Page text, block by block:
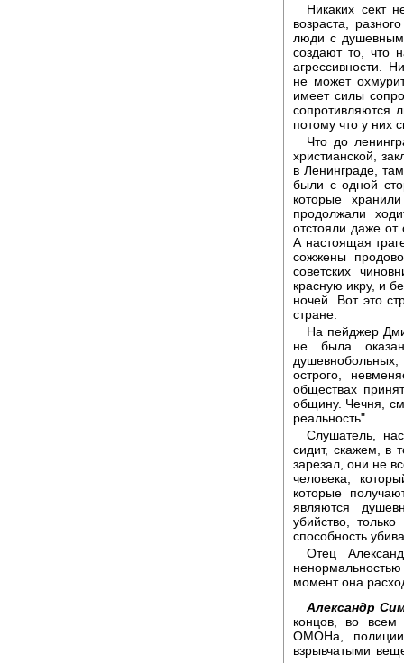
Никаких сект
возраста,
люди с
создают то, что
агрессивности.
не может
имеет силы
сопротивляются
потому что у них
Что до
христианской,
в Ленинграде,
были с одной
которые
продолжали
отстояли даже от
А настоящая
сожжены
советских
красную икру, и
ночей. Вот это
стране.
На пейджер
не была
острого,
обществах
общину. Чечня,
реальность".
Слушатель,
сидит, скажем, в
зарезал, они не
человека,
которые
являются
убийство,
способность
Отец
момент она
Александр
концов, во всем
ОМОНа,
взрывчатыми